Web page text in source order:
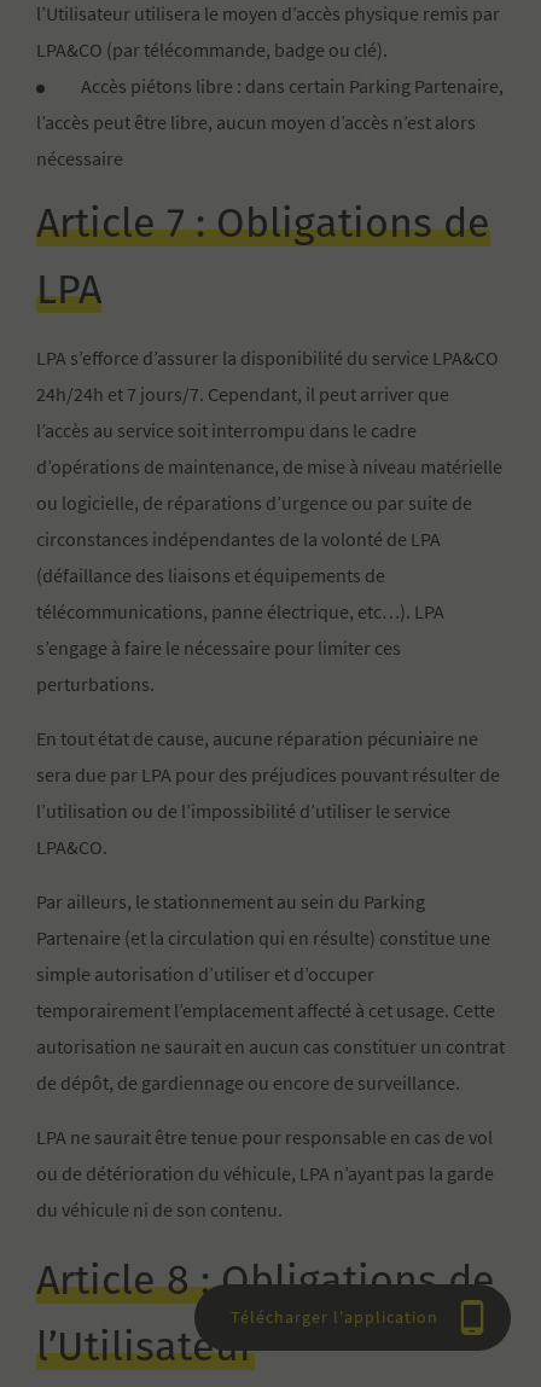
l’Utilisateur utilisera le moyen d’accès physique remis par
LPA&CO (par télécommande, badge ou clé).
Accès piétons libre : dans certain Parking Partenaire,
l’accès peut être libre, aucun moyen d’accès n’est alors
nécessaire
Article 7 : Obligations de
LPA
LPA s’efforce d’assurer la disponibilité du service LPA&CO
24h/24h et 7 jours/7. Cependant, il peut arriver que
l’accès au service soit interrompu dans le cadre
d’opérations de maintenance, de mise à niveau matérielle
ou logicielle, de réparations d’urgence ou par suite de
circonstances indépendantes de la volonté de LPA
(défaillance des liaisons et équipements de
télécommunications, panne électrique, etc…). LPA
s’engage à faire le nécessaire pour limiter ces
perturbations.
En tout état de cause, aucune réparation pécuniaire ne
sera due par LPA pour des préjudices pouvant résulter de
l’utilisation ou de l’impossibilité d’utiliser le service
LPA&CO.
Par ailleurs, le stationnement au sein du Parking
Partenaire (et la circulation qui en résulte) constitue une
simple autorisation d’utiliser et d’occuper
temporairement l’emplacement affecté à cet usage. Cette
autorisation ne saurait en aucun cas constituer un contrat
de dépôt, de gardiennage ou encore de surveillance.
LPA ne saurait être tenue pour responsable en cas de vol
ou de détérioration du véhicule, LPA n’ayant pas la garde
du véhicule ni de son contenu.
Article 8 : Obligations de
l’UtilisateurTélécharger l'application